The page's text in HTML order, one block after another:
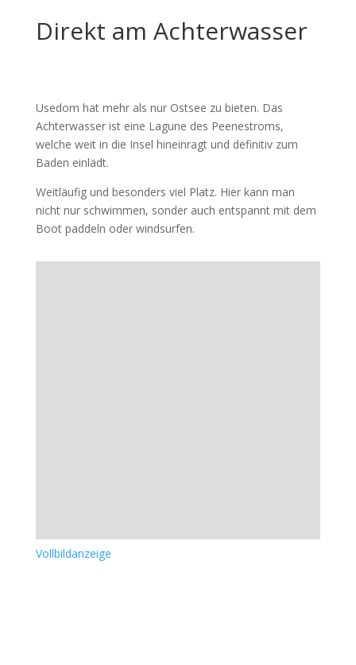
Direkt am Achterwasser
Usedom hat mehr als nur Ostsee zu bieten. Das
Achterwasser ist eine Lagune des Peenestroms,
welche weit in die Insel hineinragt und definitiv zum
Baden einlädt.
Weitläufig und besonders viel Platz. Hier kann man
nicht nur schwimmen, sonder auch entspannt mit dem
Boot paddeln oder windsurfen.
Vollbildanzeige